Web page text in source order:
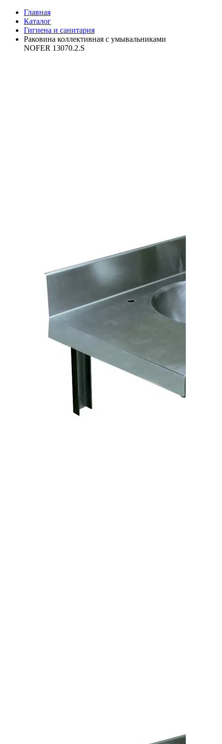
Главная
Каталог
Гигиена и санитария
Раковина коллективная с умывальниками
NOFER 13070.2.S